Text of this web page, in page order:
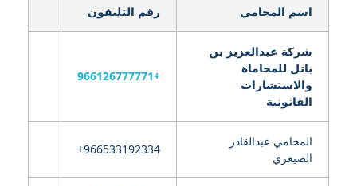
اسم المحامي رقم التليفون
شركة عبدالعزيز بن
باتل للمحاماة
والاستشارات
القانونية
+966126777771
المحامي عبدالقادر
الصيعري